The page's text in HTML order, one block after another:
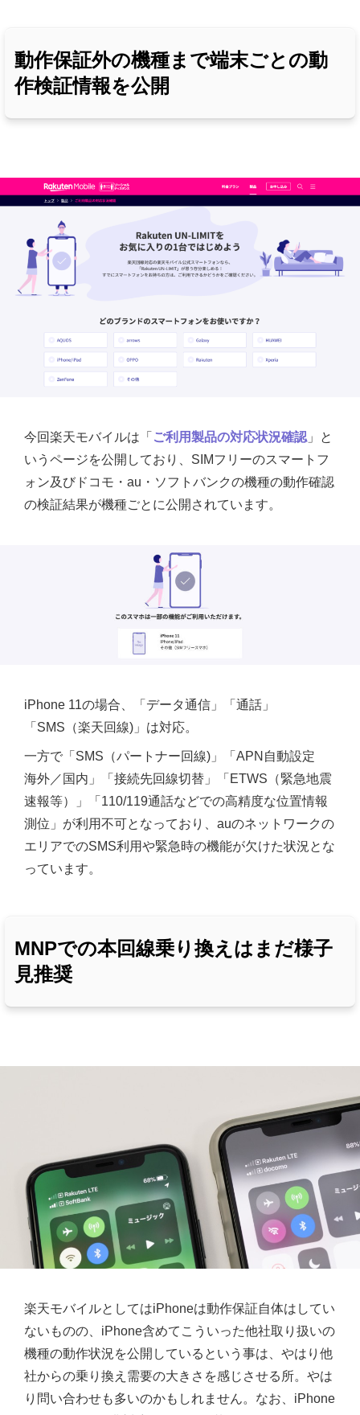
動作保証外の機種まで端末ごとの動
作検証情報を公開
今回楽天モバイルは「 ご利用製品の対応状況確認 」と
いうページを公開しており、SIMフリーのスマートフ
ォン及びドコモ・au・ソフトバンクの機種の動作確認
の検証結果が機種ごとに公開されています。
iPhone 11の場合、「データ通信」「通話」
「SMS（楽天回線)」は対応。
一方で「SMS（パートナー回線)」「APN自動設定
海外／国内」「接続先回線切替」「ETWS（緊急地震
速報等）」「110/119通話などでの高精度な位置情報
測位」が利用不可となっており、auのネットワークの
エリアでのSMS利用や緊急時の機能が欠けた状況とな
っています。
MNPでの本回線乗り換えはまだ様子
見推奨
楽天モバイルとしてはiPhoneは動作保証自体はしてい
ないものの、iPhone含めてこういった他社取り扱いの
機種の動作状況を公開しているという事は、やはり他
社からの乗り換え需要の大きさを感じさせる所。やは
り問い合わせも多いのかもしれません。なお、iPhone